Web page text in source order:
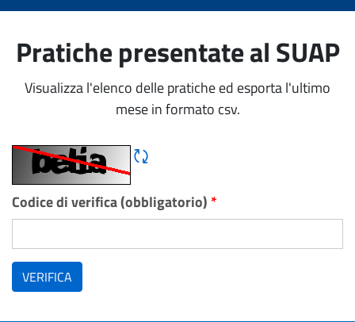
Pratiche presentate al SUAP
Visualizza l'elenco delle pratiche ed esporta l'ultimo
mese in formato csv.
Rigene CAPTCHA
Codice di verifica (obbligatorio) *
VERIFICA